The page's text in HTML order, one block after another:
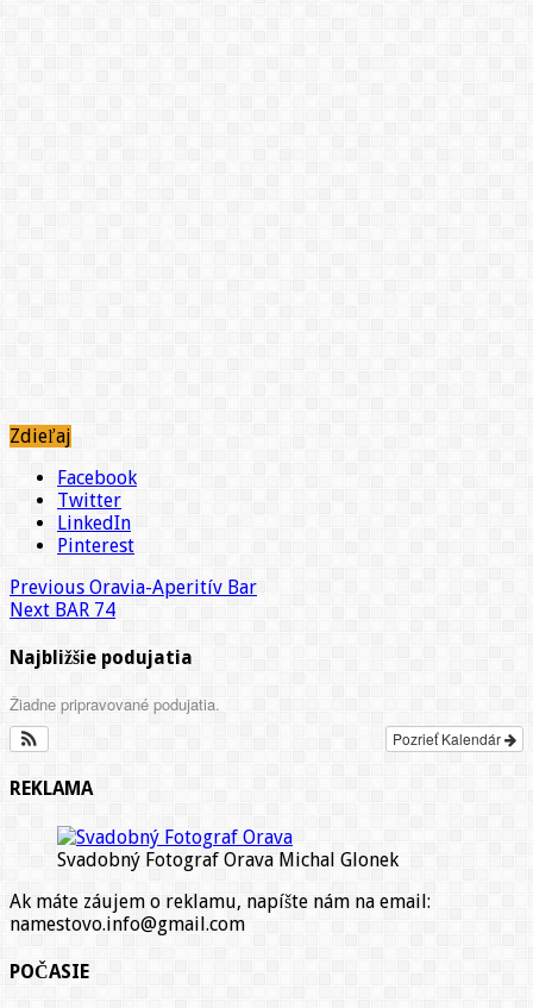
Zdieľaj
Facebook
Twitter
LinkedIn
Pinterest
Previous Oravia-Aperitív Bar
Next BAR 74
Najbližšie podujatia
Žiadne pripravované podujatia.
Pozrieť Kalendár
REKLAMA
Svadobný Fotograf Orava Michal Glonek
Ak máte záujem o reklamu, napíšte nám na email:
namestovo.info@gmail.com
POČASIE